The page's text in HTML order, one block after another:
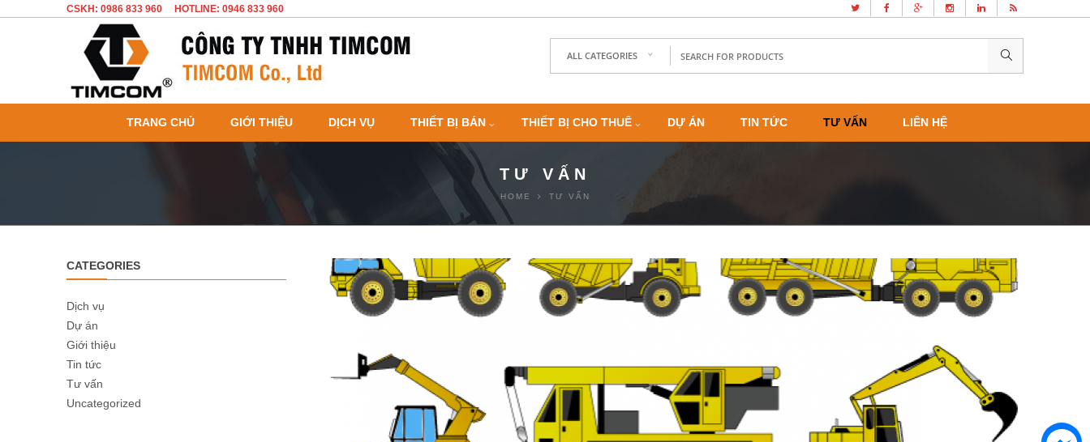
CSKH: 0986 833 960 HOTLINE: 0946 833 960
ALL CATEGORIES
TRANG CHỦ GIỚI THIỆU DỊCH VỤ THIẾT BỊ BÁN THIẾT BỊ CHO THUÊ DỰ ÁN TIN TỨC TƯ VẤN LIÊN HỆ
TƯ VẤN
HOME TƯ VẤN
CATEGORIES
Dịch vụ
Dự án
Giới thiệu
Tin tức
Tư vấn
Uncategorized